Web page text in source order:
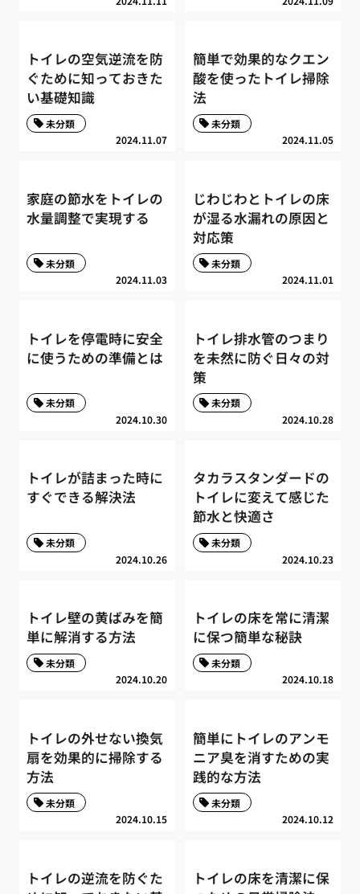
トイレの空気逆流を防
ぐために知っておきた
い基礎知識
2024.11.07
未分類
簡単で効果的なクエン
酸を使ったトイレ掃除
法
2024.11.05
未分類
家庭の節水をトイレの
水量調整で実現する
2024.11.03
未分類
じわじわとトイレの床
が湿る水漏れの原因と
対応策
2024.11.01
未分類
トイレを停電時に安全
に使うための準備とは
2024.10.30
未分類
トイレ排水管のつまり
を未然に防ぐ日々の対
策
2024.10.28
未分類
トイレが詰まった時に
すぐできる解決法
2024.10.26
未分類
タカラスタンダードの
トイレに変えて感じた
節水と快適さ
2024.10.23
未分類
トイレ壁の黄ばみを簡
単に解消する方法
2024.10.20
未分類
トイレの床を常に清潔
に保つ簡単な秘訣
2024.10.18
未分類
トイレの外せない換気
扇を効果的に掃除する
方法
2024.10.15
未分類
簡単にトイレのアンモ
ニア臭を消すための実
践的な方法
2024.10.12
未分類
トイレの逆流を防ぐた
トイレの床を清潔に保